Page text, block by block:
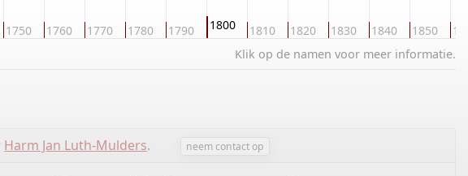
1750 1760 1770 1780 1790 1800 1810 1820 1830 1840 1850
Klik op de namen voor meer informatie.
Harm Jan Luth-Mulders. neem contact op